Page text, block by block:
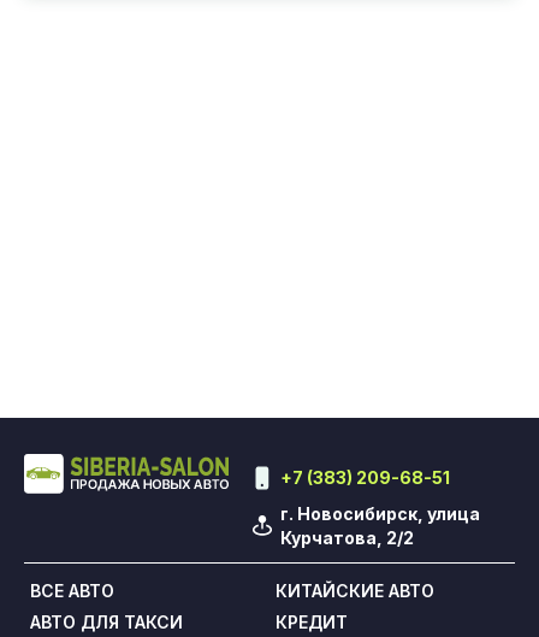
+7 (383) 209-68-51
г. Новосибирск, улица
Курчатова, 2/2
ВСЕ АВТО
КИТАЙСКИЕ АВТО
АВТО ДЛЯ ТАКСИ
КРЕДИТ